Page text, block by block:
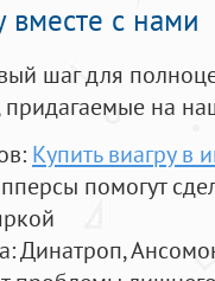
вместе с нами
шаг для
придагаемые на
Купить виагру в
помогут
: Динатроп,